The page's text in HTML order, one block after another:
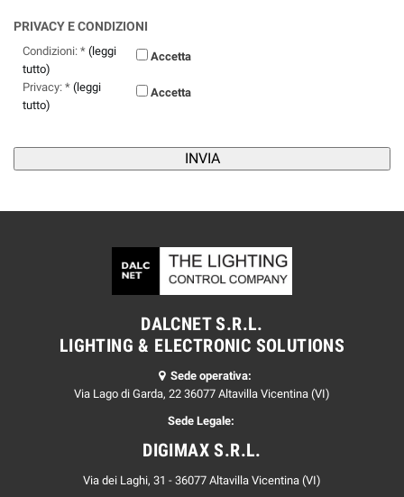
PRIVACY E CONDIZIONI
Condizioni: * (leggi
tutto)
Accetta
Privacy: * (leggi
tutto)
Accetta
DALCNET S.R.L.
LIGHTING & ELECTRONIC SOLUTIONS
Sede operativa:
Via Lago di Garda, 22 36077 Altavilla Vicentina (VI)
Sede Legale:
DIGIMAX S.R.L.
Via dei Laghi, 31 - 36077 Altavilla Vicentina (VI)